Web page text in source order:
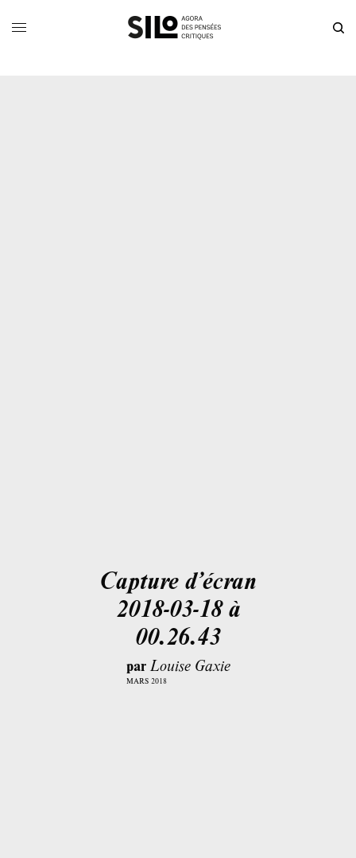
Capture d’écran
2018-03-18 à
00.26.43
par Louise Gaxie
MARS 2018